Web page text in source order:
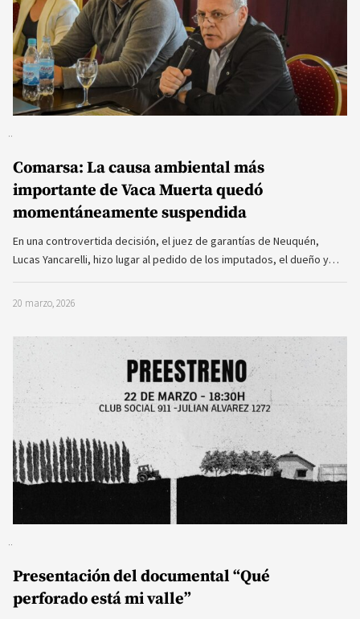
Comarsa: La causa ambiental más
importante de Vaca Muerta quedó
momentáneamente suspendida
En una controvertida decisión, el juez de garantías de Neuquén,
Lucas Yancarelli, hizo lugar al pedido de los imputados, el dueño y…
20 marzo, 2026
Presentación del documental “Qué
perforado está mi valle”